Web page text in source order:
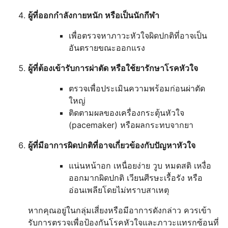
ผู้ที่ออกกำลังกายหนัก หรือเป็นนักกีฬา
เพื่อตรวจหาภาวะหัวใจผิดปกติที่อาจเป็น
อันตรายขณะออกแรง
ผู้ที่ต้องเข้ารับการผ่าตัด หรือใช้ยารักษาโรคหัวใจ
ตรวจเพื่อประเมินความพร้อมก่อนผ่าตัด
ใหญ่
ติดตามผลของเครื่องกระตุ้นหัวใจ
(pacemaker) หรือผลกระทบจากยา
ผู้ที่มีอาการผิดปกติที่อาจเกี่ยวข้องกับปัญหาหัวใจ
แน่นหน้าอก เหนื่อยง่าย วูบ หมดสติ เหงื่อ
ออกมากผิดปกติ เวียนศีรษะเรื้อรัง หรือ
อ่อนเพลียโดยไม่ทราบสาเหตุ
หากคุณอยู่ในกลุ่มเสี่ยงหรือมีอาการดังกล่าว ควรเข้า
รับการตรวจเพื่อป้องกันโรคหัวใจและภาวะแทรกซ้อนที่